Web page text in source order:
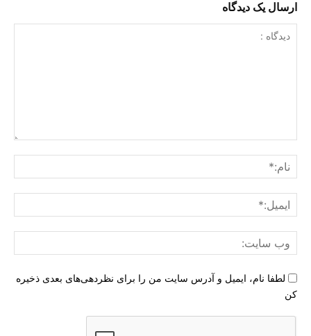
ارسال یک دیدگاه
لطفا نام، ایمیل و آدرس سایت من را برای نظردهی‌های بعدی ذخیره
کن